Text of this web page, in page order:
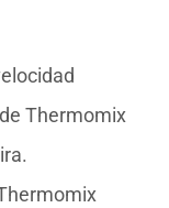
Thermomix